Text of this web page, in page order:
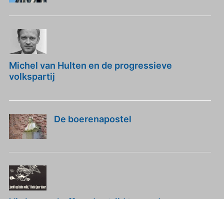
Michel van Hulten en de progressieve
volkspartij
De boerenapostel